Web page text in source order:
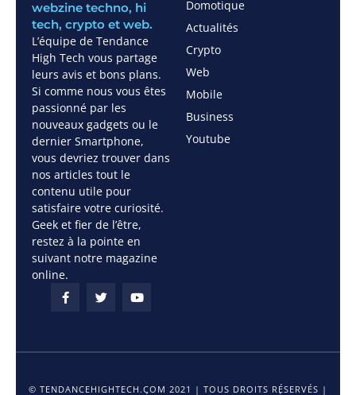
webzine techno, hi
tech, crypto et web.
L’équipe de Tendance
High Tech vous partage
leurs avis et bons plans.
Si comme nous vous êtes
passionné par les
nouveaux gadgets ou le
dernier Smartphone,
vous devriez trouver dans
nos articles tout le
contenu utile pour
satisfaire votre curiosité.
Geek et fier de l’être,
restez à la pointe en
suivant notre magazine
online.
Domotique
Actualités
Crypto
Web
Mobile
Business
Youtube
© TENDANCEHIGHTECH.COM 2021 | TOUS DROITS RÉSERVÉS |